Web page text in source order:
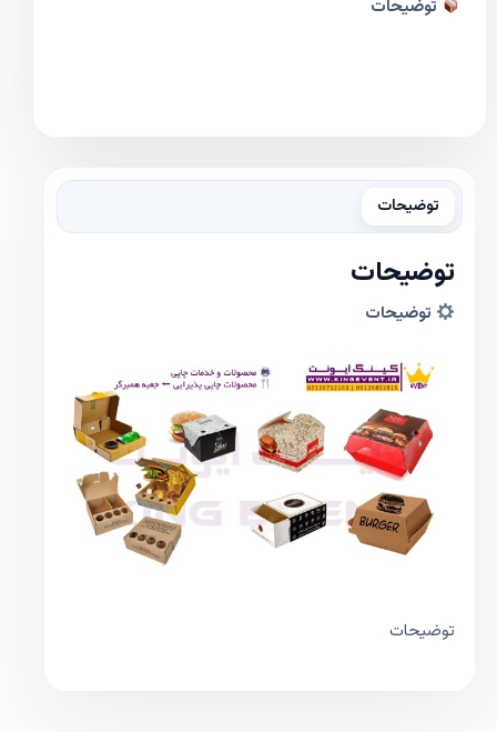
توضیحات
توضیحات
توضیحات
توضیحات
توضیحات